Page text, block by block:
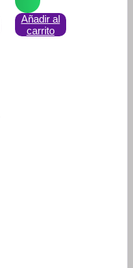
Añadir al
carrito